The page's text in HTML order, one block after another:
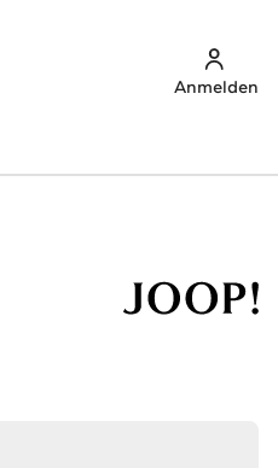
Anmelden